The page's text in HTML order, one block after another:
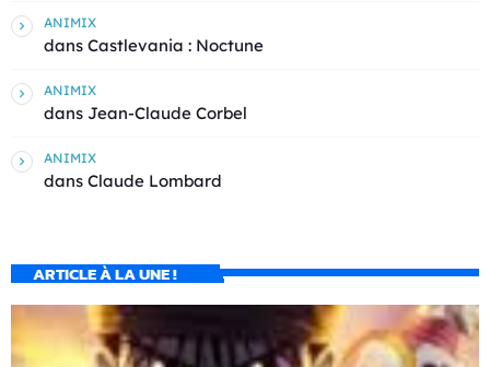
ANIMIX
dans Castlevania : Noctune
ANIMIX
dans Jean-Claude Corbel
ANIMIX
dans Claude Lombard
ARTICLE À LA UNE !